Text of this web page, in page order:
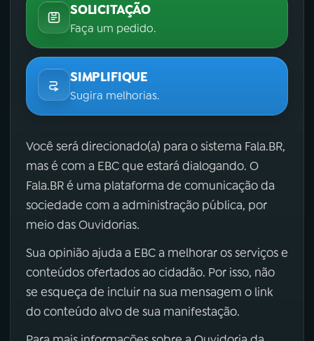
SOLICITAÇÃO
Faça um pedido.
SIMPLIFIQUE
Sugira melhorias.
Você será direcionado(a) para o sistema Fala.BR,
mas é com a EBC que estará dialogando. O
Fala.BR é uma plataforma de comunicação da
sociedade com a administração pública, por
meio das Ouvidorias.
Sua opinião ajuda a EBC a melhorar os serviços e
conteúdos ofertados ao cidadão. Por isso, não
se esqueça de incluir na sua mensagem o link
do conteúdo alvo de sua manifestação.